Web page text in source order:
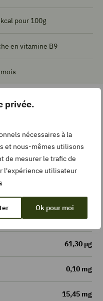
privée.
nécessaires à la
et nous-mêmes utilisons
de mesurer le trafic de
l'expérience utilisateur
Ok pour moi
pour 100g
en vitamine B9
la Germe
Soja vert
91,70 g
1,70 g
61,30 µg
0,10 mg
15,45 mg